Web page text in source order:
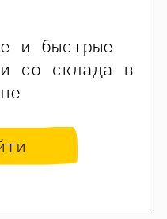
и быстрые
со склада в